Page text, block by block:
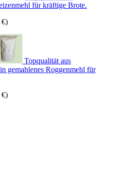
für kräftige Brote.
€)
Topqualität aus
gemahlenes Roggenmehl für
€)